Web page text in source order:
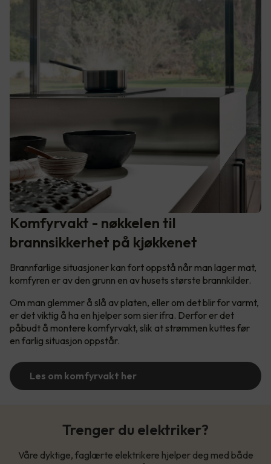
Komfyrvakt - nøkkelen til
brannsikkerhet på kjøkkenet
Brannfarlige situasjoner kan fort oppstå når man lager mat,
komfyren er av den grunn en av husets største brannkilder.
Om man glemmer å slå av platen, eller om det blir for varmt,
er det viktig å ha en hjelper som sier ifra. Derfor er det
påbudt å montere komfyrvakt, slik at strømmen kuttes før
en farlig situasjon oppstår.
Les om komfyrvakt her
Trenger du elektriker?
Våre dyktige, faglærte elektrikere hjelper deg med både